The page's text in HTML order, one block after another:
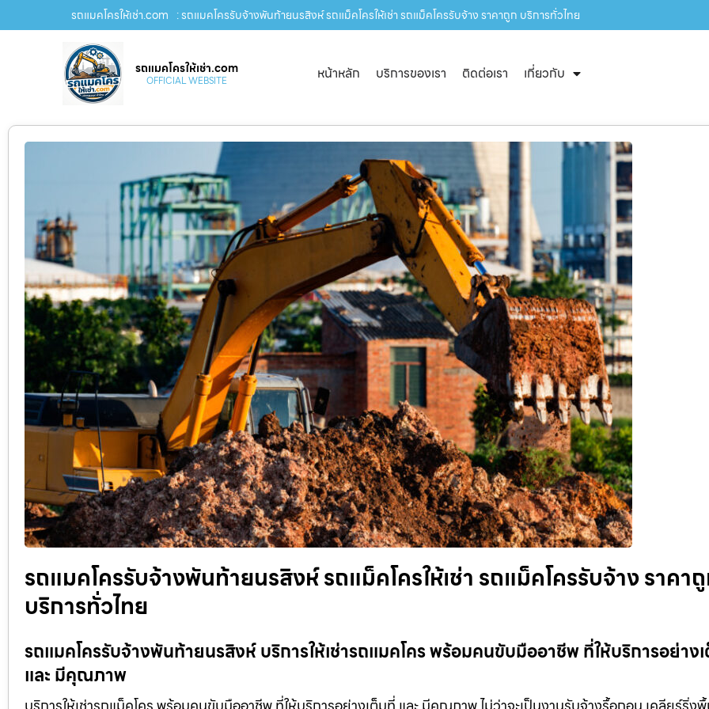
รถแมคโครให้เช่า.com : รถแมคโครรับจ้างพันท้ายนรสิงห์ รถแม็คโครให้เช่า รถแม็คโครรับจ้าง ราคาถูก บริการทั่วไทย
รถแมคโครให้เช่า.com
OFFICIAL WEBSITE หน้าหลัก บริการของเรา ติดต่อเรา เกี่ยวกับ
รถแมคโครรับจ้างพันท้ายนรสิงห์ รถแม็คโครให้เช่า รถแม็คโครรับจ้าง ราคา
บริการทั่วไทย
รถแมคโครรับจ้างพันท้ายนรสิงห์ บริการให้เช่ารถแมคโคร พร้อมคนขับมืออาชีพ ที่ให้บริการอย่าง
และ มีคุณภาพ